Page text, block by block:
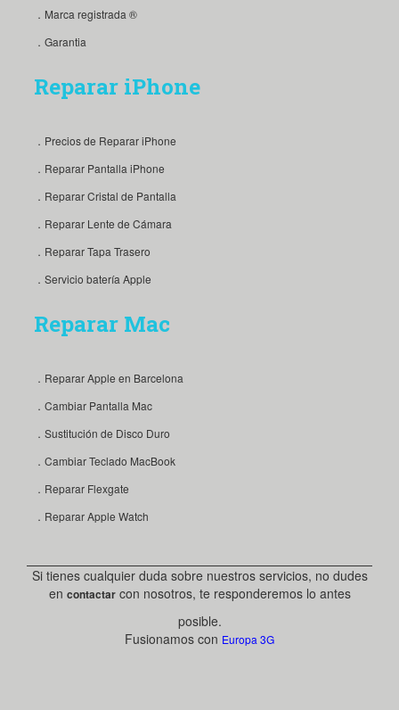
．Marca registrada ®
．Garantia
Reparar iPhone
．Precios de Reparar iPhone
．Reparar Pantalla iPhone
．Reparar Cristal de Pantalla
．Reparar Lente de Cámara
．Reparar Tapa Trasero
．Servicio batería Apple
Reparar Mac
．Reparar Apple en Barcelona
．Cambiar Pantalla Mac
．Sustitución de Disco Duro
．Cambiar Teclado MacBook
．Reparar Flexgate
．Reparar Apple Watch
Si tienes cualquier duda sobre nuestros servicios, no dudes
en contactarcon nosotros, te responderemos lo antes
posible.
Fusionamos con Europa 3G